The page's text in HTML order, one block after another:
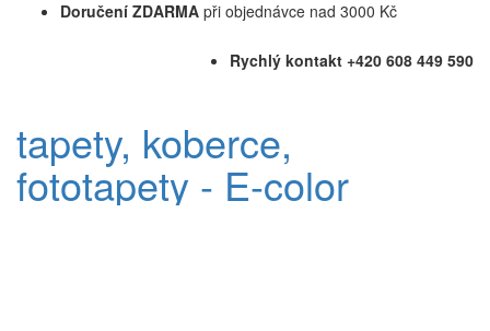
Doručení ZDARMA při objednávce nad 3000 Kč
Rychlý kontakt +420 608 449 590
tapety, koberce,
fototapety - E-color